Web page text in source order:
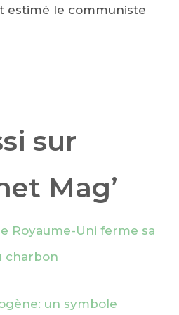
estimé le communiste
sur
Mag’
Royaume-Uni ferme sa
charbon
un symbole